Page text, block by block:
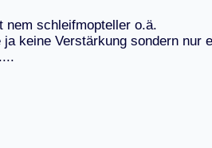
t nem schleifmopteller o.ä.
ja keine Verstärkung sondern nur e
....